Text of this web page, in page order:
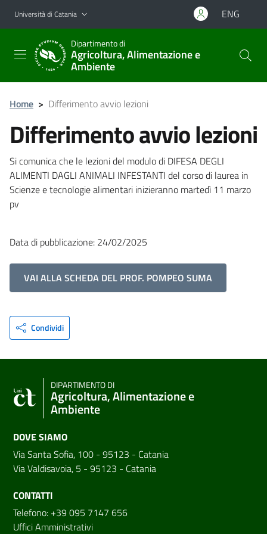
Vai al contenuto principale
Vai al menu di navigazione
Università di Catania ENG
Dipartimento di
Agricoltura, Alimentazione e
Ambiente
Home > Differimento avvio lezioni
Differimento avvio lezioni
Si comunica che le lezioni del modulo di DIFESA DEGLI
ALIMENTI DAGLI ANIMALI INFESTANTI del corso di laurea in
Scienze e tecnologie alimentari inizieranno martedì 11 marzo
pv
Data di pubblicazione: 24/02/2025
VAI ALLA SCHEDA DEL PROF. POMPEO SUMA
Condividi
DIPARTIMENTO DI
Agricoltura, Alimentazione e
Ambiente
DOVE SIAMO
Via Santa Sofia, 100 - 95123 - Catania
Via Valdisavoia, 5 - 95123 - Catania
CONTATTI
Telefono: +39 095 7147 656
Uffici Amministrativi